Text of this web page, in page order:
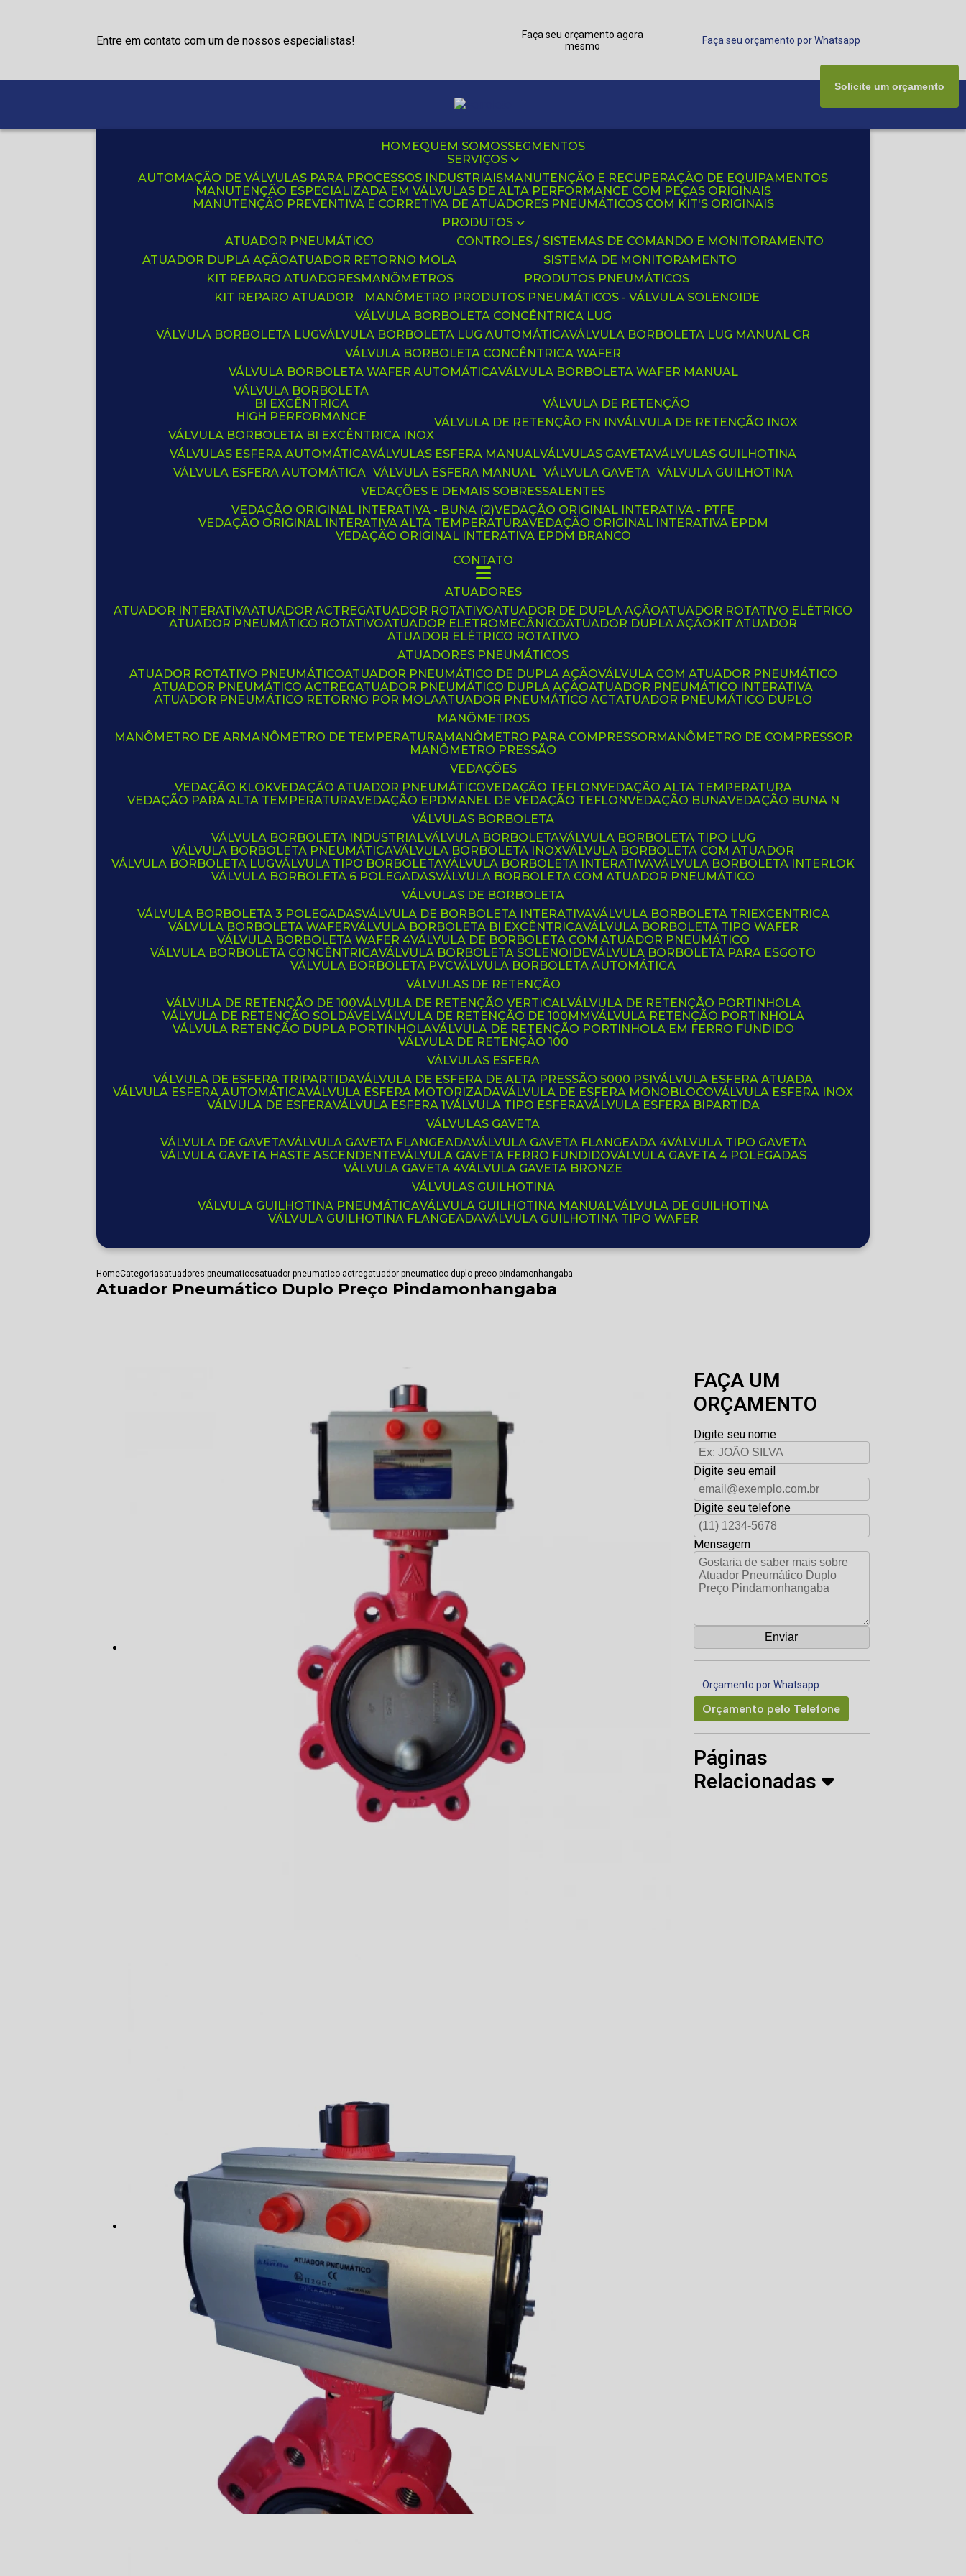
Entre em contato com um de nossos especialistas!
Faça seu orçamento agora
mesmo
Faça seu orçamento por Whatsapp
HOME QUEM SOMOS
SEGMENTOS
SERVIÇOS
AUTOMAÇÃO DE VÁLVULAS PARA PROCESSOS INDUSTRIAIS
MANUTENÇÃO E RECUPERAÇÃO DE EQUIPAMENTOS
MANUTENÇÃO ESPECIALIZADA EM VÁLVULAS DE ALTA PERFORMANCE COM PEÇAS ORIGINAIS
MANUTENÇÃO PREVENTIVA E CORRETIVA DE ATUADORES PNEUMÁTICOS COM KIT'S ORIGINAIS
PRODUTOS
ATUADOR PNEUMÁTICO
ATUADOR DUPLA AÇÃO
ATUADOR RETORNO MOLA
CONTROLES / SISTEMAS DE COMANDO E MONITORAMENTO
SISTEMA DE MONITORAMENTO
KIT REPARO ATUADORES
KIT REPARO ATUADOR
MANÔMETROS
MANÔMETRO
PRODUTOS PNEUMÁTICOS
PRODUTOS PNEUMÁTICOS - VÁLVULA SOLENOIDE
VÁLVULA BORBOLETA CONCÊNTRICA LUG
VÁLVULA BORBOLETA LUG VÁLVULA BORBOLETA LUG AUTOMÁTICA VÁLVULA BORBOLETA LUG MANUAL CR
VÁLVULA BORBOLETA CONCÊNTRICA WAFER
VÁLVULA BORBOLETA WAFER AUTOMÁTICA VÁLVULA BORBOLETA WAFER MANUAL
VÁLVULA BORBOLETA
BI EXCÊNTRICA
HIGH PERFORMANCE
VÁLVULA BORBOLETA BI EXCÊNTRICA INOX
VÁLVULA DE RETENÇÃO
VÁLVULA DE RETENÇÃO FN IN VÁLVULA DE RETENÇÃO INOX
VÁLVULAS ESFERA AUTOMÁTICA
VÁLVULA ESFERA AUTOMÁTICA
VÁLVULAS ESFERA MANUAL
VÁLVULA ESFERA MANUAL
VÁLVULAS GAVETA
VÁLVULA GAVETA
VÁLVULAS GUILHOTINA
VÁLVULA GUILHOTINA
VEDAÇÕES E DEMAIS SOBRESSALENTES
VEDAÇÃO ORIGINAL INTERATIVA - BUNA (2)
VEDAÇÃO ORIGINAL INTERATIVA - PTFE
VEDAÇÃO ORIGINAL INTERATIVA ALTA TEMPERATURA VEDAÇÃO ORIGINAL INTERATIVA EPDM
VEDAÇÃO ORIGINAL INTERATIVA EPDM BRANCO
CONTATO
ATUADORES
ATUADOR INTERATIVA ATUADOR ACTREG ATUADOR ROTATIVO ATUADOR DE DUPLA AÇÃO
ATUADOR ROTATIVO ELÉTRICO
ATUADOR PNEUMÁTICO ROTATIVO
ATUADOR ELETROMECÂNICO ATUADOR DUPLA AÇÃO
KIT ATUADOR
ATUADOR ELÉTRICO ROTATIVO
ATUADORES PNEUMÁTICOS
ATUADOR ROTATIVO PNEUMÁTICO
ATUADOR PNEUMÁTICO DE DUPLA AÇÃO VÁLVULA COM ATUADOR PNEUMÁTICO
ATUADOR PNEUMÁTICO ACTREG
ATUADOR PNEUMÁTICO DUPLA AÇÃO
ATUADOR PNEUMÁTICO INTERATIVA
ATUADOR PNEUMÁTICO RETORNO POR MOLA ATUADOR PNEUMÁTICO ACT
ATUADOR PNEUMÁTICO DUPLO
MANÔMETROS
MANÔMETRO DE AR
MANÔMETRO DE TEMPERATURA MANÔMETRO PARA COMPRESSOR
MANÔMETRO DE COMPRESSOR
MANÔMETRO PRESSÃO
VEDAÇÕES
VEDAÇÃO KLOK VEDAÇÃO ATUADOR PNEUMÁTICO VEDAÇÃO TEFLON
VEDAÇÃO ALTA TEMPERATURA
VEDAÇÃO PARA ALTA TEMPERATURA VEDAÇÃO EPDM ANEL DE VEDAÇÃO TEFLON VEDAÇÃO BUNA VEDAÇÃO BUNA N
VÁLVULAS BORBOLETA
VÁLVULA BORBOLETA INDUSTRIAL VÁLVULA BORBOLETA VÁLVULA BORBOLETA TIPO LUG
VÁLVULA BORBOLETA PNEUMÁTICA VÁLVULA BORBOLETA INOX VÁLVULA BORBOLETA COM ATUADOR
VÁLVULA BORBOLETA LUG VÁLVULA TIPO BORBOLETA VÁLVULA BORBOLETA INTERATIVA VÁLVULA BORBOLETA INTERLOK
VÁLVULA BORBOLETA 6 POLEGADAS VÁLVULA BORBOLETA COM ATUADOR PNEUMÁTICO
VÁLVULAS DE BORBOLETA
VÁLVULA BORBOLETA 3 POLEGADAS VÁLVULA DE BORBOLETA INTERATIVA VÁLVULA BORBOLETA TRIEXCENTRICA
VÁLVULA BORBOLETA WAFER VÁLVULA BORBOLETA BI EXCÊNTRICA VÁLVULA BORBOLETA TIPO WAFER
VÁLVULA BORBOLETA WAFER 4 VÁLVULA DE BORBOLETA COM ATUADOR PNEUMÁTICO
VÁLVULA BORBOLETA CONCÊNTRICA VÁLVULA BORBOLETA SOLENOIDE VÁLVULA BORBOLETA PARA ESGOTO
VÁLVULA BORBOLETA PVC VÁLVULA BORBOLETA AUTOMÁTICA
VÁLVULAS DE RETENÇÃO
VÁLVULA DE RETENÇÃO DE 100 VÁLVULA DE RETENÇÃO VERTICAL VÁLVULA DE RETENÇÃO PORTINHOLA
VÁLVULA DE RETENÇÃO SOLDÁVEL VÁLVULA DE RETENÇÃO DE 100MM
VÁLVULA RETENÇÃO PORTINHOLA
VÁLVULA RETENÇÃO DUPLA PORTINHOLA VÁLVULA DE RETENÇÃO PORTINHOLA EM FERRO FUNDIDO
VÁLVULA DE RETENÇÃO 100
VÁLVULAS ESFERA
VÁLVULA DE ESFERA TRIPARTIDA VÁLVULA DE ESFERA DE ALTA PRESSÃO 5000 PSI VÁLVULA ESFERA ATUADA
VÁLVULA ESFERA AUTOMÁTICA VÁLVULA ESFERA MOTORIZADA VÁLVULA DE ESFERA MONOBLOCO VÁLVULA ESFERA INOX
VÁLVULA DE ESFERA VÁLVULA ESFERA 1 VÁLVULA TIPO ESFERA VÁLVULA ESFERA BIPARTIDA
VÁLVULAS GAVETA
VÁLVULA DE GAVETA VÁLVULA GAVETA FLANGEADA VÁLVULA GAVETA FLANGEADA 4 VÁLVULA TIPO GAVETA
VÁLVULA GAVETA HASTE ASCENDENTE VÁLVULA GAVETA FERRO FUNDIDO VÁLVULA GAVETA 4 POLEGADAS
VÁLVULA GAVETA 4 VÁLVULA GAVETA BRONZE
VÁLVULAS GUILHOTINA
VÁLVULA GUILHOTINA PNEUMÁTICA VÁLVULA GUILHOTINA MANUAL VÁLVULA DE GUILHOTINA
VÁLVULA GUILHOTINA FLANGEADA VÁLVULA GUILHOTINA TIPO WAFER
Solicite um orçamento
HomeCategoriasatuadores pneumaticosatuador pneumatico actregatuador pneumatico duplo preco pindamonhangaba
Atuador Pneumático Duplo Preço Pindamonhangaba
FAÇA UM
ORÇAMENTO
Digite seu nome
Digite seu email
Digite seu telefone
Mensagem
Orçamento por Whatsapp
Orçamento pelo Telefone
Páginas
Relacionadas